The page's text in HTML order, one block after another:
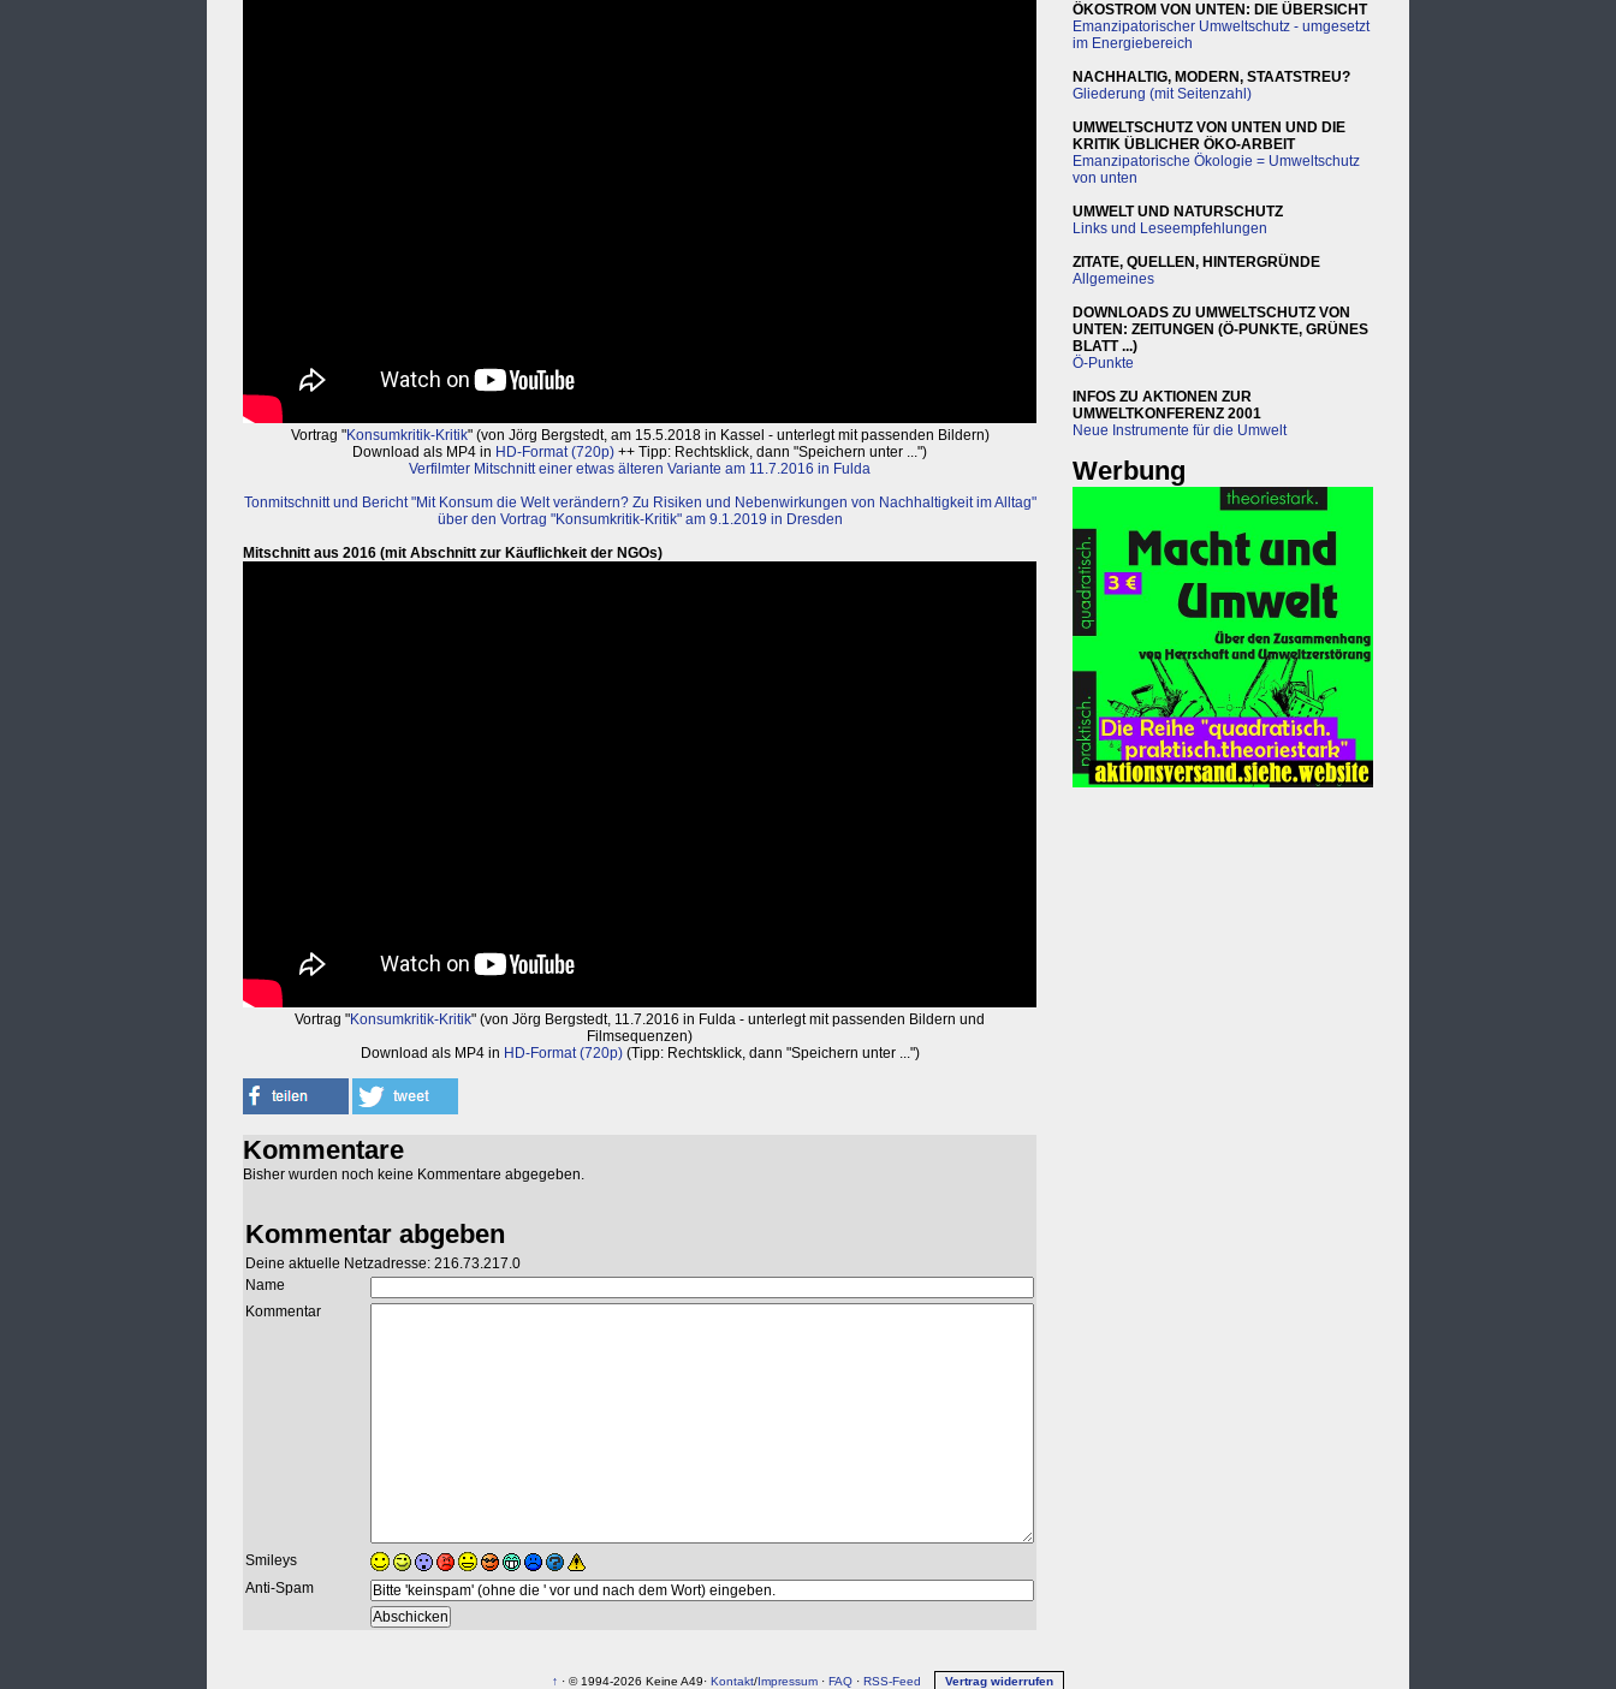
Vortrag "Konsumkritik-Kritik" (von Jörg Bergstedt, am 15.5.2018 in Kassel - unterlegt mit passenden Bildern)
Download als MP4 in HD-Format (720p) ++ Tipp: Rechtsklick, dann "Speichern unter ...")
Verfilmter Mitschnitt einer etwas älteren Variante am 11.7.2016 in Fulda
Tonmitschnitt und Bericht "Mit Konsum die Welt verändern? Zu Risiken und Nebenwirkungen von Nachhaltigkeit im Alltag"
über den Vortrag "Konsumkritik-Kritik" am 9.1.2019 in Dresden
Mitschnitt aus 2016 (mit Abschnitt zur Käuflichkeit der NGOs)
Vortrag "Konsumkritik-Kritik" (von Jörg Bergstedt, 11.7.2016 in Fulda - unterlegt mit passenden Bildern und
Filmsequenzen)
Download als MP4 in HD-Format (720p)(Tipp: Rechtsklick, dann "Speichern unter ...")
Kommentare
Bisher wurden noch keine Kommentare abgegeben.
Kommentar abgeben
Deine aktuelle Netzadresse: 216.73.217.0
Name
Kommentar
Smileys
Anti-Spam
ÖKOSTROM VON UNTEN: DIE ÜBERSICHT
Emanzipatorischer Umweltschutz - umgesetzt
im Energiebereich
NACHHALTIG, MODERN, STAATSTREU?
Gliederung (mit Seitenzahl)
UMWELTSCHUTZ VON UNTEN UND DIE
KRITIK ÜBLICHER ÖKO-ARBEIT
Emanzipatorische Ökologie = Umweltschutz
von unten
UMWELT UND NATURSCHUTZ
Links und Leseempfehlungen
ZITATE, QUELLEN, HINTERGRÜNDE
Allgemeines
DOWNLOADS ZU UMWELTSCHUTZ VON
UNTEN: ZEITUNGEN (Ö-PUNKTE, GRÜNES
BLATT ...)
Ö-Punkte
INFOS ZU AKTIONEN ZUR
UMWELTKONFERENZ 2001
Neue Instrumente für die Umwelt
Werbung
↑ · © 1994-2026 Keine A49· Kontakt/ Impressum · FAQ · RSS-Feed Vertrag widerrufen